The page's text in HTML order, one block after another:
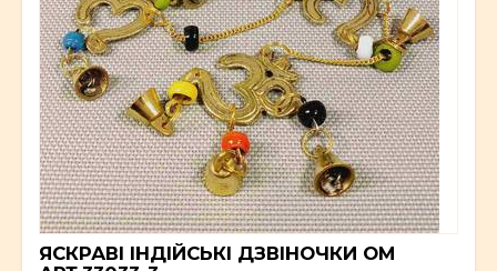
ЯСКРАВІ ІНДІЙСЬКІ ДЗВІНОЧКИ ОМ